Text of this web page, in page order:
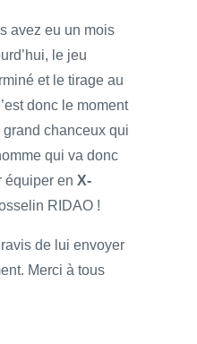
avez eu un mois
le jeu
et le tirage au
donc le moment
chanceux qui
qui va donc
équiper en X-
RIDAO !
de lui envoyer
Merci à tous